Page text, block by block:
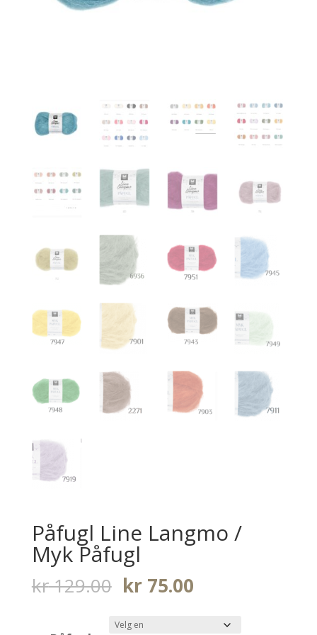
Påfugl Line Langmo /
Myk Påfugl
kr129.00 Opprinnelig
var:
kr75.00Nåværende